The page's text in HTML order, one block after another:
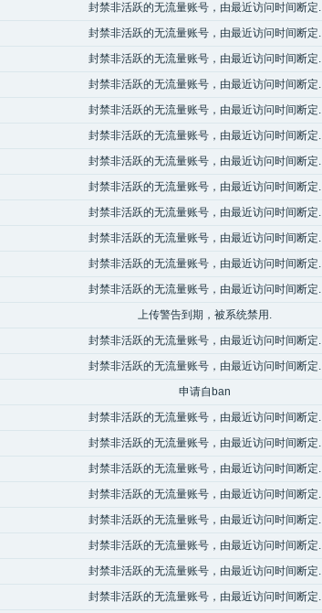
封禁非活跃的无流量账号，由最近访问时间断定.
封禁非活跃的无流量账号，由最近访问时间断定.
封禁非活跃的无流量账号，由最近访问时间断定.
封禁非活跃的无流量账号，由最近访问时间断定.
封禁非活跃的无流量账号，由最近访问时间断定.
封禁非活跃的无流量账号，由最近访问时间断定.
封禁非活跃的无流量账号，由最近访问时间断定.
封禁非活跃的无流量账号，由最近访问时间断定.
封禁非活跃的无流量账号，由最近访问时间断定.
封禁非活跃的无流量账号，由最近访问时间断定.
封禁非活跃的无流量账号，由最近访问时间断定.
封禁非活跃的无流量账号，由最近访问时间断定.
上传警告到期，被系统禁用.
封禁非活跃的无流量账号，由最近访问时间断定.
封禁非活跃的无流量账号，由最近访问时间断定.
申请自ban
封禁非活跃的无流量账号，由最近访问时间断定.
封禁非活跃的无流量账号，由最近访问时间断定.
封禁非活跃的无流量账号，由最近访问时间断定.
封禁非活跃的无流量账号，由最近访问时间断定.
封禁非活跃的无流量账号，由最近访问时间断定.
封禁非活跃的无流量账号，由最近访问时间断定.
封禁非活跃的无流量账号，由最近访问时间断定.
封禁非活跃的无流量账号，由最近访问时间断定.